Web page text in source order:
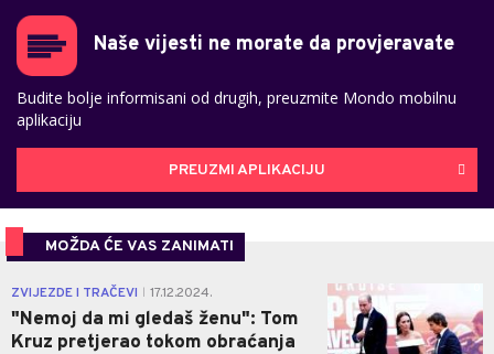
Naše vijesti ne morate da provjeravate
Budite bolje informisani od drugih, preuzmite Mondo mobilnu
aplikaciju
PREUZMI APLIKACIJU
MOŽDA ĆE VAS ZANIMATI
ZVIJEZDE I TRAČEVI 17.12.2024.
"Nemoj da mi gledaš ženu": Tom
Kruz pretjerao tokom obraćanja